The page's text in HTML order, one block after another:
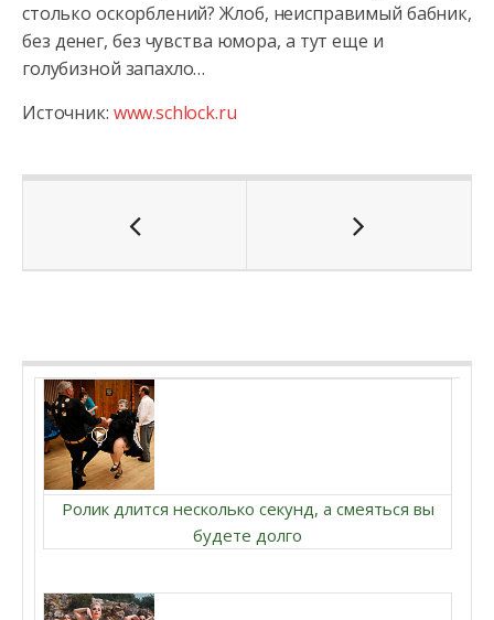
столько оскорблений? Жлоб, неисправимый бабник,
без денег, без чувства юмора, а тут еще и
голубизной запахло…
Источник: www.schlock.ru
Ролик длится несколько секунд, а смеяться вы
будете долго